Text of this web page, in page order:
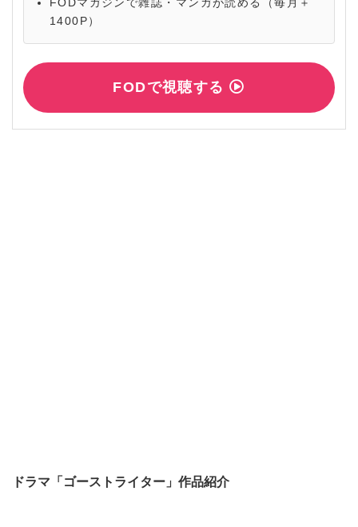
FODマガジンで雑誌・マンガが読める（毎月＋
1400P）
FODで視聴する
ドラマ「ゴーストライター」作品紹介